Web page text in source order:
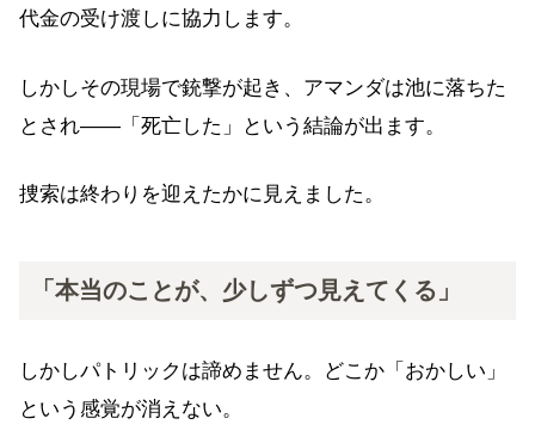
代金の受け渡しに協力します。
しかしその現場で銃撃が起き、アマンダは池に落ちた
とされ——「死亡した」という結論が出ます。
捜索は終わりを迎えたかに見えました。
「本当のことが、少しずつ見えてくる」
しかしパトリックは諦めません。どこか「おかしい」
という感覚が消えない。